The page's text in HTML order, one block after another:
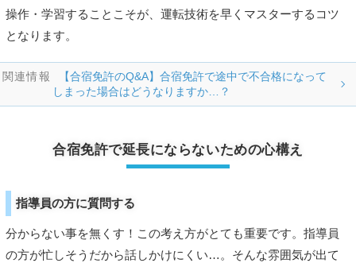
操作・学習することこそが、運転技術を早くマスターするコツ
となります。
【合宿免許のQ&A】合宿免許で途中で不合格になって
しまった場合はどうなりますか…？
合宿免許で延長にならないための心構え
指導員の方に質問する
分からない事を無くす！この考え方がとても重要です。指導員
の方が忙しそうだから話しかけにくい…。そんな雰囲気が出て